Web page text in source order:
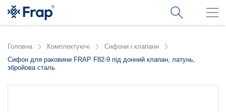
Головна Комплектуючі
Сифони і клапани
Сифон для раковини FRAP F82-9 під донний клапан, латунь,
збройова сталь